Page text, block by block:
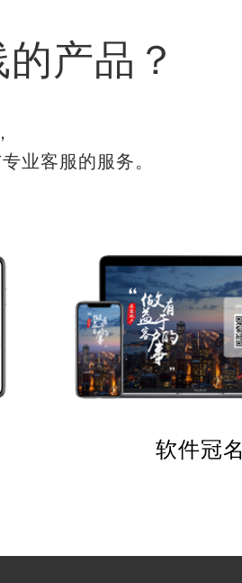
产品？
业客服的服务。
软件冠名